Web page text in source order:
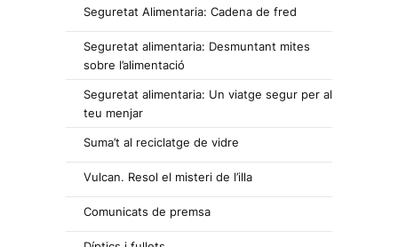
Seguretat Alimentaria: Cadena de fred
Seguretat alimentaria: Desmuntant mites
sobre l’alimentació
Seguretat alimentaria: Un viatge segur per al
teu menjar
Suma’t al reciclatge de vidre
Vulcan. Resol el misteri de l’illa
Comunicats de premsa